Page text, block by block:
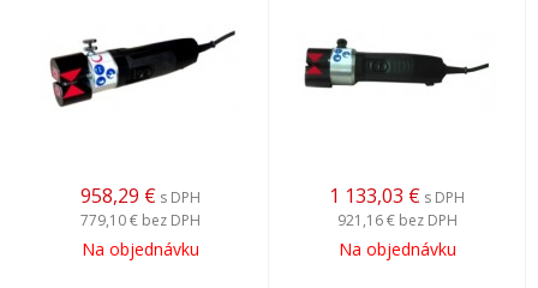
958,29 € s DPH
779,10 € bez DPH
Na objednávku
1 133,03 € s DPH
921,16 € bez DPH
Na objednávku